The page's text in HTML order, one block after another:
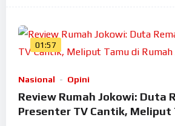
01:57
Nasional Opini
Review Rumah Jokowi: Duta
Presenter TV Cantik, Meliput